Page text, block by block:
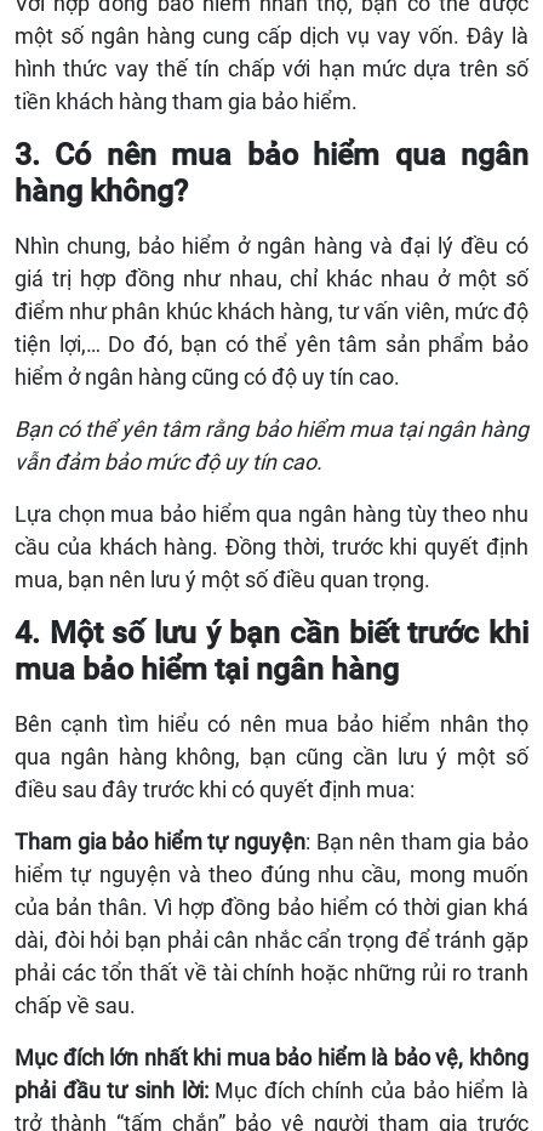
một số ngân hàng cung cấp dịch vụ vay vốn. Đây là
hình thức vay thế tín chấp với hạn mức dựa trên số
tiền khách hàng tham gia bảo hiểm.
3. Có nên mua bảo hiểm qua ngân
hàng không?
Nhìn chung, bảo hiểm ở ngân hàng và đại lý đều có
giá trị hợp đồng như nhau, chỉ khác nhau ở một số
điểm như phân khúc khách hàng, tư vấn viên, mức độ
tiện lợi,… Do đó, bạn có thể yên tâm sản phẩm bảo
hiểm ở ngân hàng cũng có độ uy tín cao.
Bạn có thể yên tâm rằng bảo hiểm mua tại ngân hàng
vẫn đảm bảo mức độ uy tín cao.
Lựa chọn mua bảo hiểm qua ngân hàng tùy theo nhu
cầu của khách hàng. Đồng thời, trước khi quyết định
mua, bạn nên lưu ý một số điều quan trọng.
4. Một số lưu ý bạn cần biết trước khi
mua bảo hiểm tại ngân hàng
Bên cạnh tìm hiểu có nên mua bảo hiểm nhân thọ
qua ngân hàng không, bạn cũng cần lưu ý một số
điều sau đây trước khi có quyết định mua:
Tham gia bảo hiểm tự nguyện: Bạn nên tham gia bảo
hiểm tự nguyện và theo đúng nhu cầu, mong muốn
của bản thân. Vì hợp đồng bảo hiểm có thời gian khá
dài, đòi hỏi bạn phải cân nhắc cẩn trọng để tránh gặp
phải các tổn thất về tài chính hoặc những rủi ro tranh
chấp về sau.
Mục đích lớn nhất khi mua bảo hiểm là bảo vệ, không
phải đầu tư sinh lời:Mục đích chính của bảo hiểm là
trở thành “tấm chắn” bảo vệ người tham gia trước